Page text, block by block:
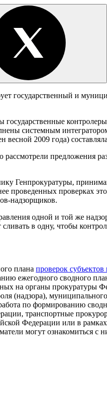
государственный и
системным
весной 2009 года)
предложения
Генпрокуратуры,
проведенных проверках
надзорщиков.
одной и той же
в одну, чтобы
плана проверок
ежегодного сводного
на органы прокуратуры
(надзора),
по формированию
транспортные
Федерации или в
могут ознакомиться с